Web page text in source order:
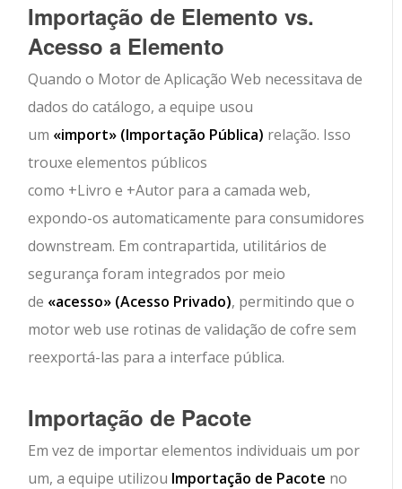
Importação de Elemento vs.
Acesso a Elemento
Quando o Motor de Aplicação Web necessitava de
dados do catálogo, a equipe usou
um «import» (Importação Pública) relação. Isso
trouxe elementos públicos
como +Livro e +Autor para a camada web,
expondo-os automaticamente para consumidores
downstream. Em contrapartida, utilitários de
segurança foram integrados por meio
de «acesso» (Acesso Privado), permitindo que o
motor web use rotinas de validação de cofre sem
reexportá-las para a interface pública.
Importação de Pacote
Em vez de importar elementos individuais um por
um, a equipe utilizou Importação de Pacote no